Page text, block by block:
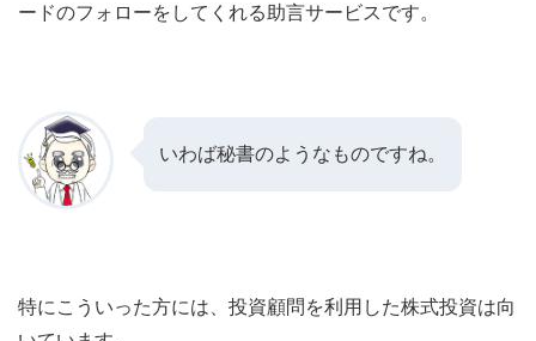
ードのフォローをしてくれる助言サービスです。
いわば秘書のようなものですね。
特にこういった方には、投資顧問を利用した株式投資は向